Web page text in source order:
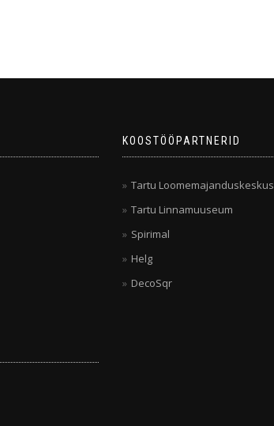
KOOSTÖÖPARTNERID
Tartu Loomemajanduskeskus
Tartu Linnamuuseum
Spirimal
Helg
DecoSqr